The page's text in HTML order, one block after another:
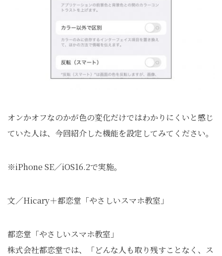
オンかオフなのかが色の変化だけではわかりにくいと感じ
ていた人は、今回紹介した機能を設定してみてください。
※iPhone SE／iOS16.2で実施。
文／Hicary＋都恋堂「やさしいスマホ教室」
都恋堂「やさしいスマホ教室」
株式会社都恋堂では、「どんな人も取り残すことなく、ス